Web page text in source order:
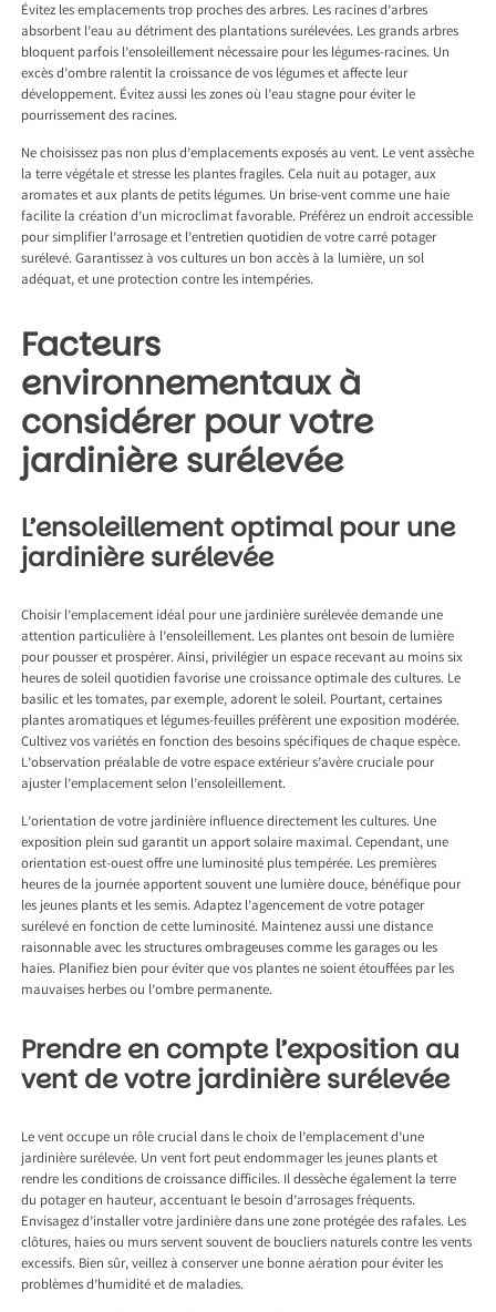
Évitez les emplacements trop proches des arbres. Les racines d’arbres
absorbent l’eau au détriment des plantations surélevées. Les grands arbres
bloquent parfois l’ensoleillement nécessaire pour les légumes-racines. Un
excès d’ombre ralentit la croissance de vos légumes et affecte leur
développement. Évitez aussi les zones où l’eau stagne pour éviter le
pourrissement des racines.
Ne choisissez pas non plus d’emplacements exposés au vent. Le vent assèche
la terre végétale et stresse les plantes fragiles. Cela nuit au potager, aux
aromates et aux plants de petits légumes. Un brise-vent comme une haie
facilite la création d’un microclimat favorable. Préférez un endroit accessible
pour simplifier l’arrosage et l’entretien quotidien de votre carré potager
surélevé. Garantissez à vos cultures un bon accès à la lumière, un sol
adéquat, et une protection contre les intempéries.
Facteurs
environnementaux à
considérer pour votre
jardinière surélevée
L’ensoleillement optimal pour une
jardinière surélevée
Choisir l’emplacement idéal pour une jardinière surélevée demande une
attention particulière à l’ensoleillement. Les plantes ont besoin de lumière
pour pousser et prospérer. Ainsi, privilégier un espace recevant au moins six
heures de soleil quotidien favorise une croissance optimale des cultures. Le
basilic et les tomates, par exemple, adorent le soleil. Pourtant, certaines
plantes aromatiques et légumes-feuilles préfèrent une exposition modérée.
Cultivez vos variétés en fonction des besoins spécifiques de chaque espèce.
L’observation préalable de votre espace extérieur s’avère cruciale pour
ajuster l’emplacement selon l’ensoleillement.
L’orientation de votre jardinière influence directement les cultures. Une
exposition plein sud garantit un apport solaire maximal. Cependant, une
orientation est-ouest offre une luminosité plus tempérée. Les premières
heures de la journée apportent souvent une lumière douce, bénéfique pour
les jeunes plants et les semis. Adaptez l’agencement de votre potager
surélevé en fonction de cette luminosité. Maintenez aussi une distance
raisonnable avec les structures ombrageuses comme les garages ou les
haies. Planifiez bien pour éviter que vos plantes ne soient étouffées par les
mauvaises herbes ou l’ombre permanente.
Prendre en compte l’exposition au
vent de votre jardinière surélevée
Le vent occupe un rôle crucial dans le choix de l’emplacement d’une
jardinière surélevée. Un vent fort peut endommager les jeunes plants et
rendre les conditions de croissance difficiles. Il dessèche également la terre
du potager en hauteur, accentuant le besoin d’arrosages fréquents.
Envisagez d’installer votre jardinière dans une zone protégée des rafales. Les
clôtures, haies ou murs servent souvent de boucliers naturels contre les vents
excessifs. Bien sûr, veillez à conserver une bonne aération pour éviter les
problèmes d’humidité et de maladies.